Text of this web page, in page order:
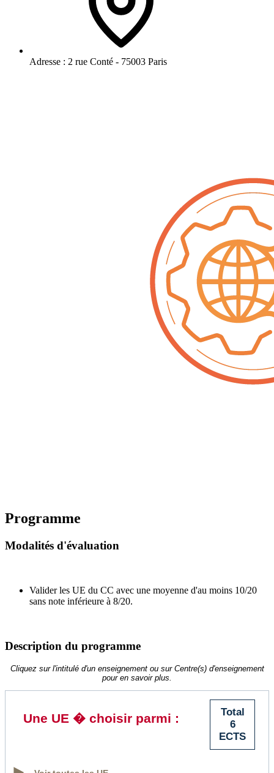
Adresse : 2 rue Conté - 75003 Paris
Programme
Modalités d'évaluation
Valider les UE du CC avec une moyenne d'au moins 10/20
sans note inférieure à 8/20.
Description du programme
Cliquez sur l'intitulé d'un enseignement ou sur Centre(s) d'enseignement
pour en savoir plus.
Total
6
ECTS
Une UE � choisir parmi :